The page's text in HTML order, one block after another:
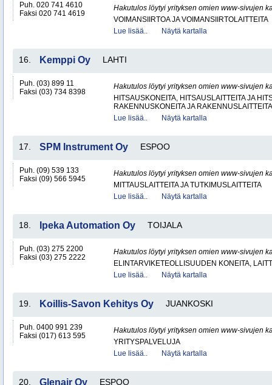
Puh. 020 741 4610
Faksi 020 741 4619
Hakutulos löytyi yrityksen omien www-sivujen
VOIMANSIIRTOA JA VOIMANSIIRTOLAITTEITA
Lue lisää..
Näytä kartalla
16. Kemppi Oy LAHTI
Puh. (03) 899 11
Faksi (03) 734 8398
Hakutulos löytyi yrityksen omien www-sivujen
HITSAUSKONEITA, HITSAUSLAITTEITA JA
RAKENNUSKONEITA JA RAKENNUSLAITTEITA
Lue lisää..
Näytä kartalla
17. SPM Instrument Oy ESPOO
Puh. (09) 539 133
Faksi (09) 566 5945
Hakutulos löytyi yrityksen omien www-sivujen
MITTAUSLAITTEITA JA TUTKIMUSLAITTEITA
Lue lisää..
Näytä kartalla
18. Ipeka Automation Oy TOIJALA
Puh. (03) 275 2200
Faksi (03) 275 2222
Hakutulos löytyi yrityksen omien www-sivujen
ELINTARVIKETEOLLISUUDEN KONEITA,
Lue lisää..
Näytä kartalla
19. Koillis-Savon Kehitys Oy JUANKOSKI
Puh. 0400 991 239
Faksi (017) 613 595
Hakutulos löytyi yrityksen omien www-sivujen
YRITYSPALVELUJA
Lue lisää..
Näytä kartalla
20. Glenair Oy ESPOO